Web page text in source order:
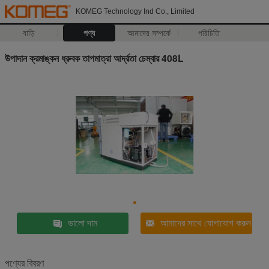
KOMEG Technology Ind Co., Limited
বাড়ি পণ্য আমাদের সম্পর্কে পরিচিতি
উপাদান ক্রমাঙ্কন ধ্রুবক তাপমাত্রা আর্দ্রতা চেম্বার 408L
ভালো দাম আমাদের সাথে যোগাযোগ করুন
পণ্যের বিবরণ